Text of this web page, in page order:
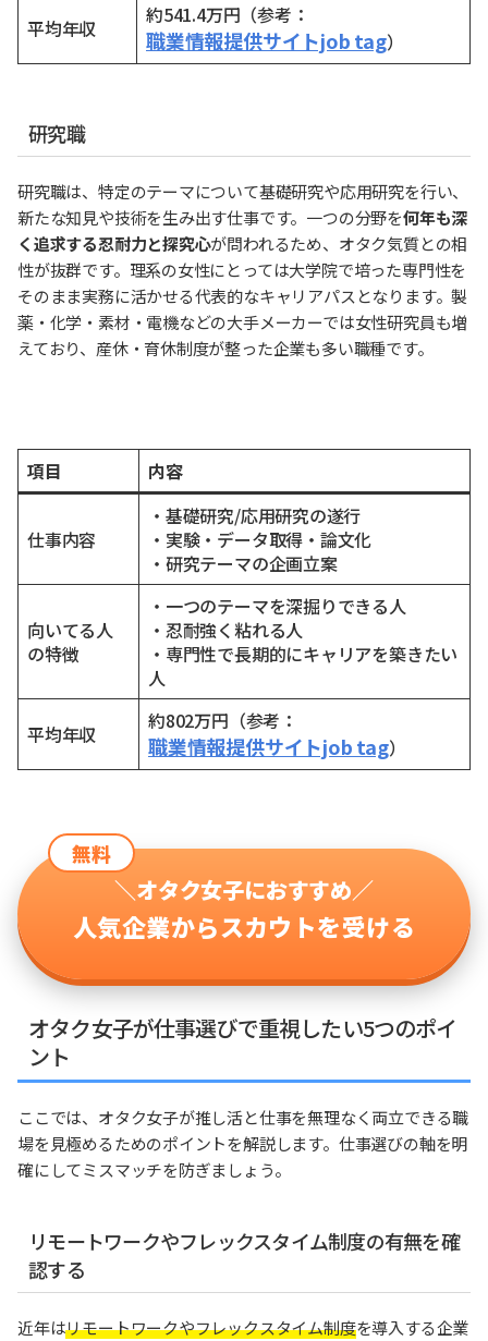
平均年収
約541.4万円（参考：
職業情報提供サイトjob tag）
研究職
研究職は、特定のテーマについて基礎研究や応用研究を行い、
新たな知見や技術を生み出す仕事です。一つの分野を何年も深
く追求する忍耐力と探究心が問われるため、オタク気質との相
性が抜群です。理系の女性にとっては大学院で培った専門性を
そのまま実務に活かせる代表的なキャリアパスとなります。製
薬・化学・素材・電機などの大手メーカーでは女性研究員も増
えており、産休・育休制度が整った企業も多い職種です。
項目 内容
仕事内容
・基礎研究/応用研究の遂行
・実験・データ取得・論文化
・研究テーマの企画立案
向いてる人
の特徴
・一つのテーマを深掘りできる人
・忍耐強く粘れる人
・専門性で長期的にキャリアを築きたい
人
平均年収
約802万円（参考：
職業情報提供サイトjob tag）
無料
＼オタク女子におすすめ／
人気企業からスカウトを受ける
オタク女子が仕事選びで重視したい5つのポイ
ント
ここでは、オタク女子が推し活と仕事を無理なく両立できる職
場を見極めるためのポイントを解説します。仕事選びの軸を明
確にしてミスマッチを防ぎましょう。
リモートワークやフレックスタイム制度の有無を確
認する
近年はリモートワークやフレックスタイム制度を導入する企業